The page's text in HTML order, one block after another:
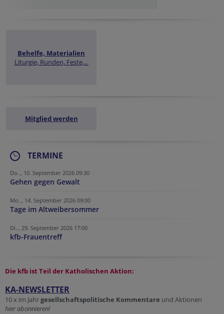
Behelfe, Materialien
Liturgie, Runden, Feste,...
Mitglied werden
TERMINE
Do.., 10. September 2026 09:30
Gehen gegen Gewalt
Mo.., 14. September 2026 09:00
Tage im Altweibersommer
Di.., 29. September 2026 17:00
kfb-Frauentreff
Die kfb ist Teil der Katholischen Aktion:
KA-NEWSLETTER
10 x im Jahrgesellschaftspolitische Kommentare und Aktionen
hier abonnieren!